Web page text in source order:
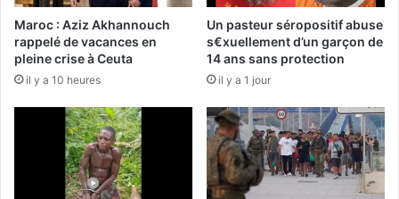
Maroc : Aziz Akhannouch
rappelé de vacances en
pleine crise à Ceuta
il y a 10 heures
Un pasteur séropositif abuse
s€xuellement d’un garçon de
14 ans sans protection
il y a 1 jour